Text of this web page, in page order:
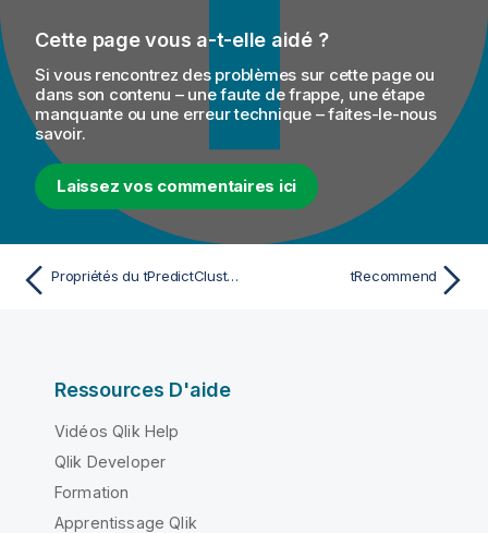
Cette page vous a-t-elle aidé ?
Si vous rencontrez des problèmes sur cette page ou
dans son contenu – une faute de frappe, une étape
manquante ou une erreur technique – faites-le-nous
savoir.
Laissez vos commentaires ici
Propriétés du tPredictCluster pour Apache Spark Streaming tRecommend
Ressources D'aide
Vidéos Qlik Help
Qlik Developer
Formation
Apprentissage Qlik